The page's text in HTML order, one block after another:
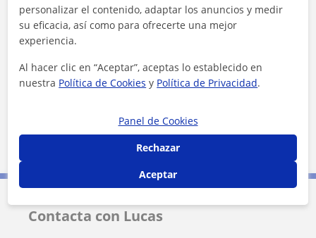
+ −
Leaflet| ©
Contacta con Lucas
personalizar el contenido, adaptar los anuncios y medir
su eficacia, así como para ofrecerte una mejor
experiencia.
Al hacer clic en “Aceptar”, aceptas lo establecido en
nuestra Política de Cookies y Política de Privacidad.
Panel de Cookies
Rechazar
Aceptar